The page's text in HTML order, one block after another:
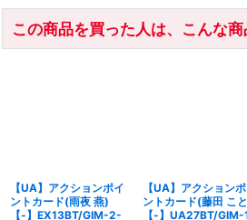
この商品を買った人は、こんな
【UA】アクションポイ
ントカード(雨夜 燕)
【-】EX13BT/GIM-2-
【UA】アクション
ントカード(藤田 こ
【-】UA27BT/GIM-